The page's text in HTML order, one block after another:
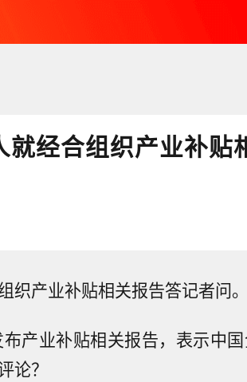
就经合组织产业补贴
织产业补贴相关报告答记者问。
产业补贴相关报告，表示中
论？